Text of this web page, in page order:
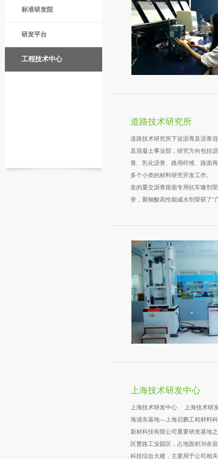
标准研发院
研发平台
工程技术中心
道路技术研究所
道路技术研究所下设沥青及沥青
及混凝土事业部，研究方向包括
青、乳化沥青、路用纤维、路面
多个小类的材料研究开发工作
发的重交沥青路面专用抗车辙剂
誉，聚羧酸高性能减水剂荣获了“
奖”和“云南省科学技术进步奖三
青路面技术为等为沥青路面的节
献。 道路技术研究所参与了《美
本铺装技术答疑》、《热拌沥青
拌沥青材料、混合料设计与施工
施工新技术》等多部行业内书籍
上海技术研发中心
上海技术研发中心 上海技术研
海浦东基地---上海启鹏工程材料
新材科技有限公司重要研发基地
区曹路工业园区，占地面积30余
科技综合大楼，主要用于公司相